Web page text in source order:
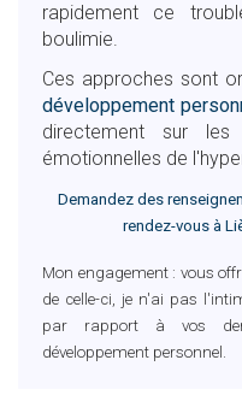
rapidement ce
boulimie.
Ces approches sont
développement
directement sur les
émotionnelles de
Demandez des
rendez-vous à
Mon engagement : vous
de celle-ci, je n'ai pas
par rapport à vos
développement personnel.